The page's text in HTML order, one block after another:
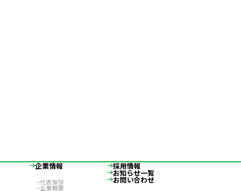
企業情報
代表挨拶
企業概要
採用情報
お知らせ一覧
お問い合わせ